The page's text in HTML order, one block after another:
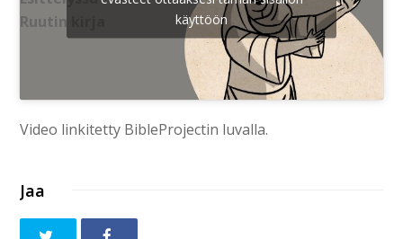
Ruutin kirja
käyttöön
Video linkitetty BibleProjectin luvalla.
Jaa